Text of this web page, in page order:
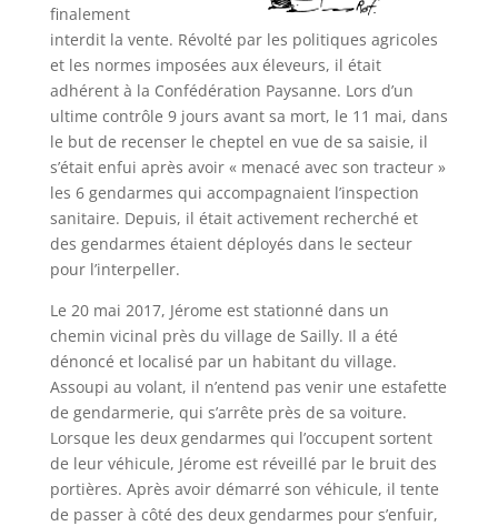
finalement
interdit la vente. Révolté par les politiques agricoles
et les normes imposées aux éleveurs, il était
adhérent à la Confédération Paysanne. Lors d’un
ultime contrôle 9 jours avant sa mort, le 11 mai, dans
le but de recenser le cheptel en vue de sa saisie, il
s’était enfui après avoir « menacé avec son tracteur »
les 6 gendarmes qui accompagnaient l’inspection
sanitaire. Depuis, il était activement recherché et
des gendarmes étaient déployés dans le secteur
pour l’interpeller.
Le 20 mai 2017, Jérome est stationné dans un
chemin vicinal près du village de Sailly. Il a été
dénoncé et localisé par un habitant du village.
Assoupi au volant, il n’entend pas venir une estafette
de gendarmerie, qui s’arrête près de sa voiture.
Lorsque les deux gendarmes qui l’occupent sortent
de leur véhicule, Jérome est réveillé par le bruit des
portières. Après avoir démarré son véhicule, il tente
de passer à côté des deux gendarmes pour s’enfuir,